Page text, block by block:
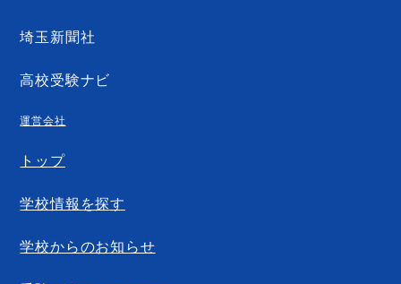
埼玉新聞社
高校受験ナビ
運営会社
トップ
学校情報を探す
学校からのお知らせ